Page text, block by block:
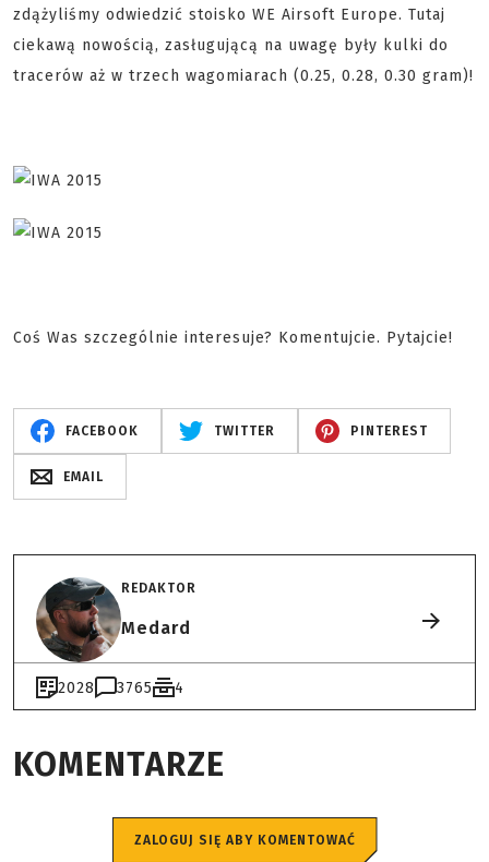
zdążyliśmy odwiedzić stoisko WE Airsoft Europe. Tutaj
ciekawą nowością, zasługującą na uwagę były kulki do
tracerów aż w trzech wagomiarach (0.25, 0.28, 0.30 gram)!
Coś Was szczególnie interesuje? Komentujcie. Pytajcie!
FACEBOOK TWITTER PINTEREST
EMAIL
REDAKTOR
Medard
2028 3765 4
KOMENTARZE
ZALOGUJ SIĘ ABY KOMENTOWAĆ